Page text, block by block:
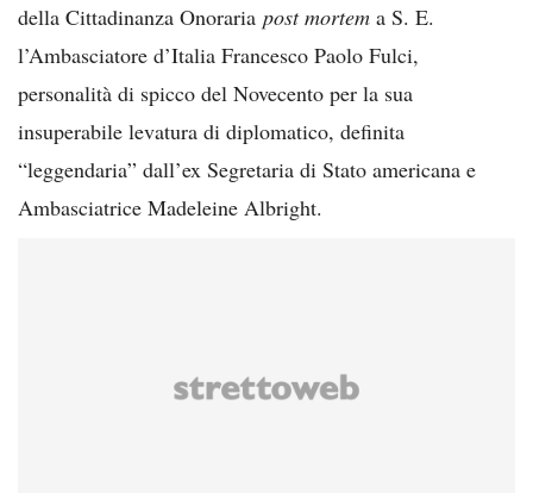
della Cittadinanza Onoraria post mortem a S. E.
l’Ambasciatore d’Italia Francesco Paolo Fulci,
personalità di spicco del Novecento per la sua
insuperabile levatura di diplomatico, definita
“leggendaria” dall’ex Segretaria di Stato americana e
Ambasciatrice Madeleine Albright.